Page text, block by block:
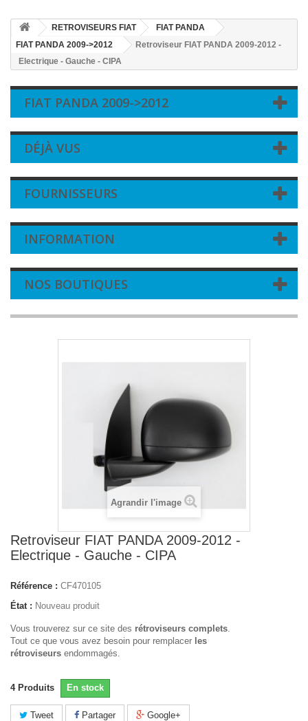
RETROVISEURS FIAT
FIAT PANDA
FIAT PANDA 2009->2012
Retroviseur FIAT PANDA 2009-2012 -
Electrique - Gauche - CIPA
FIAT PANDA 2009->2012
DÉJÀ VUS
FOURNISSEURS
INFORMATION
NOS BOUTIQUES
Agrandir l'image
Retroviseur FIAT PANDA 2009-2012 -
Electrique - Gauche - CIPA
Référence : CF470105
État : Nouveau produit
Vous trouverez sur ce site des rétroviseurs complets.
Tout ce que vous avez besoin pour remplacer les
rétroviseurs endommagés.
4 Produits En stock
Tweet Partager Google+